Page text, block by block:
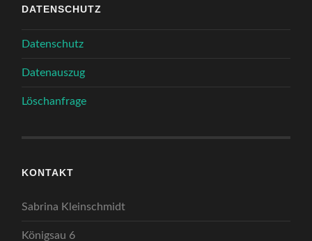
DATENSCHUTZ
Datenschutz
Datenauszug
Löschanfrage
KONTAKT
Sabrina Kleinschmidt
Königsau 6